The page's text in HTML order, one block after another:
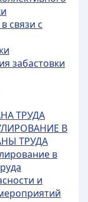
связи с
забастовки
ТРУДА
В
ТРУДА
в
и